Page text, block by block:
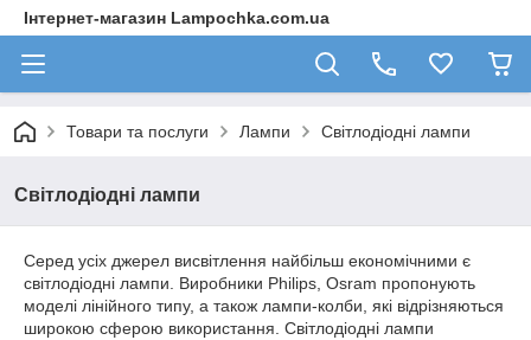
Інтернет-магазин Lampochka.com.ua
Товари та послуги Лампи Світлодіодні лампи
Світлодіодні лампи
Серед усіх джерел висвітлення найбільш економічними є
світлодіодні лампи. Виробники Philips, Osram пропонують
моделі лінійного типу, а також лампи-колби, які відрізняються
широкою сферою використання. Світлодіодні лампи